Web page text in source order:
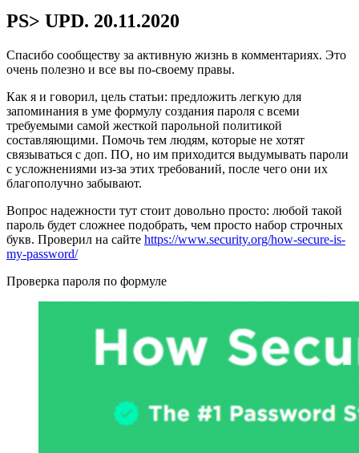
PS> UPD. 20.11.2020
Спасибо сообществу за активную жизнь в комментариях. Это
очень полезно и все вы по-своему правы.
Как я и говорил, цель статьи: предложить легкую для
запоминания в уме формулу создания пароля с всеми
требуемыми самой жесткой парольной политикой
составляющими. Помочь тем людям, которые не хотят
связываться с доп. ПО, но им приходится выдумывать пароли
с усложнениями из-за этих требований, после чего они их
благополучно забывают.
Вопрос надежности тут стоит довольно просто: любой такой
пароль будет сложнее подобрать, чем просто набор строчных
букв. Проверил на сайте https://www.security.org/how-secure-is-
my-password/
Проверка пароля по формуле